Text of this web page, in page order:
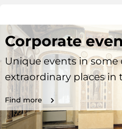
Corporate
Unique events in
extraordinary places in
Find more